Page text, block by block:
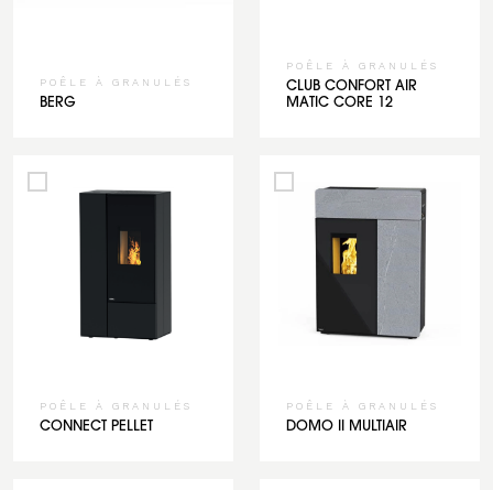
POÊLE À GRANULÉS
BERG
POÊLE À GRANULÉS
CLUB CONFORT AIR
MATIC CORE 12
POÊLE À GRANULÉS
CONNECT PELLET
POÊLE À GRANULÉS
DOMO II MULTIAIR